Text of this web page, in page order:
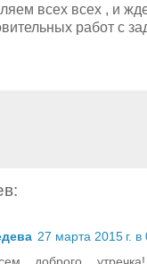
всех всех , и
работ с
27 марта 2015 г. в